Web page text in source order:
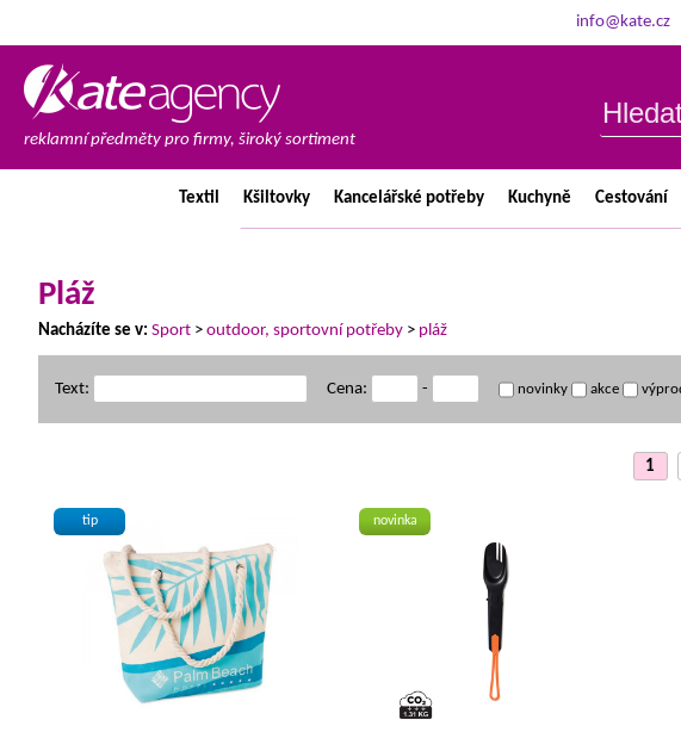
info@kate.cz
reklamní předměty pro firmy, široký sortiment
Textil Kšiltovky Kancelářské potřeby Kuchyně Cestování
Pláž
Nacházíte se v: Sport > outdoor, sportovní potřeby > pláž
Text: Cena: - novinky akce
1
tip novinka